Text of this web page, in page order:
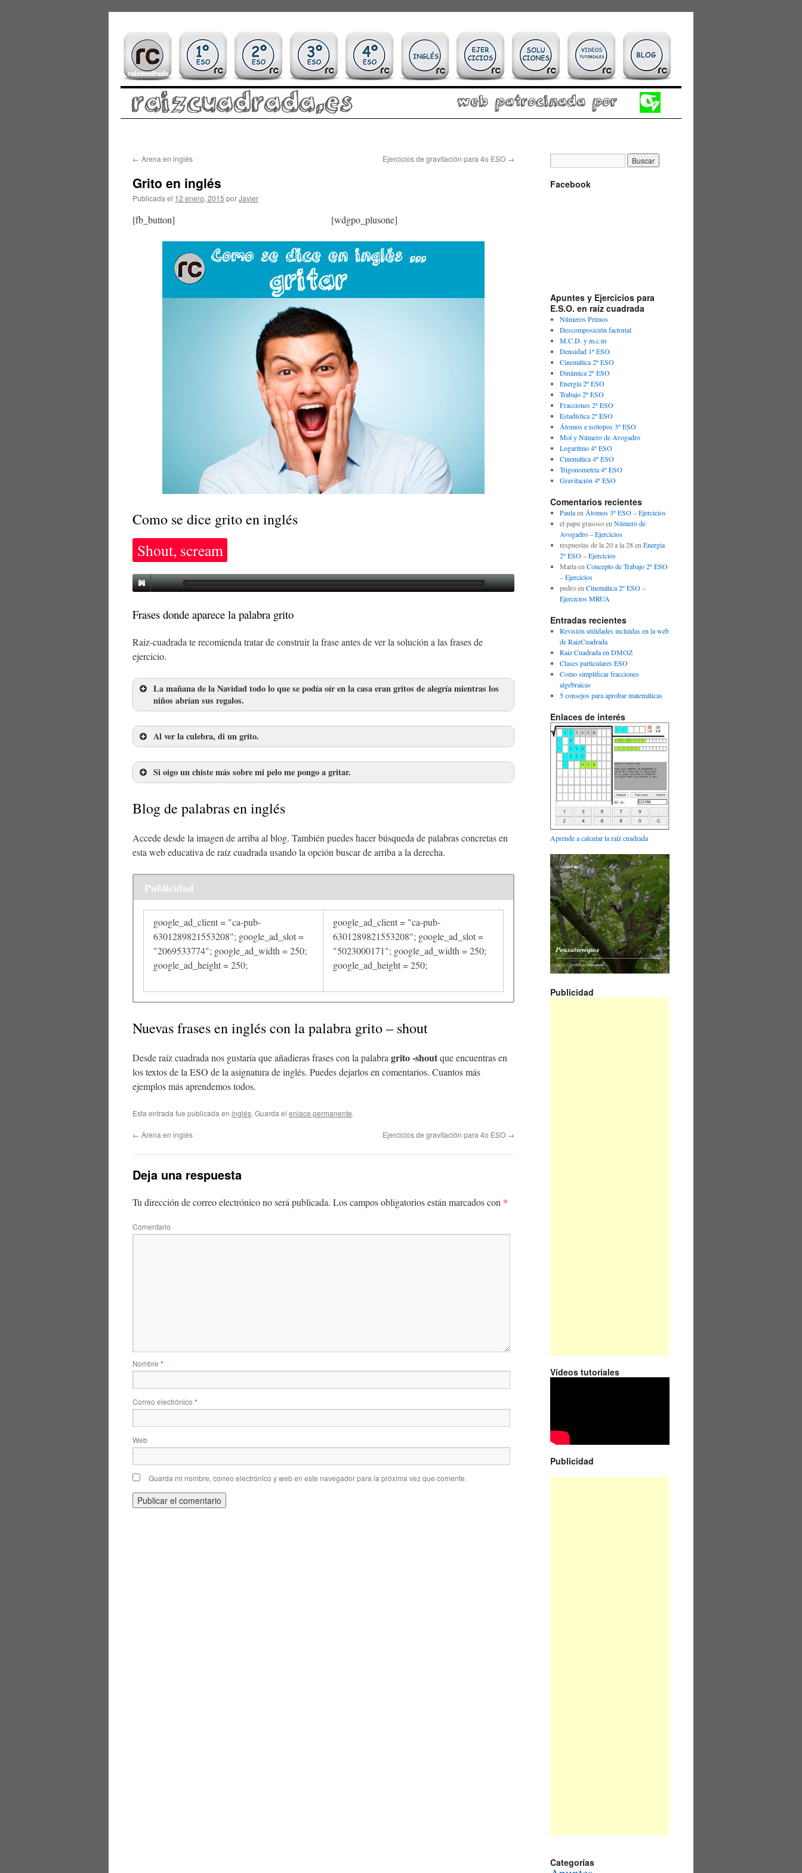
contenido
← Arena en inglés Ejercicios de gravitación para 4o ESO →
Grito en inglés
Publicada el 12 enero, 2015 porJavier
[fb_button] [wdgpo_plusone]
Como se dice grito en inglés
Shout, scream
Frases donde aparece la palabra grito
Raiz-cuadrada te recomienda tratar de construir la frase antes de ver la solución a las frases de
ejercicio.
La mañana de la Navidad todo lo que se podía oír en la casa eran gritos de alegría mientras los
niños abrían sus regalos.
Al ver la culebra, di un grito.
Si oigo un chiste más sobre mi pelo me pongo a gritar.
Blog de palabras en inglés
Accede desde la imagen de arriba al blog. También puedes hacer búsqueda de palabras concretas en
esta web educativa de raíz cuadrada usando la opción buscar de arriba a la derecha.
Publicidad
google_ad_client = "ca-pub-
6301289821553208"; google_ad_slot =
"2069533774"; google_ad_width = 250;
google_ad_height = 250;
google_ad_client = "ca-pub-
6301289821553208"; google_ad_slot =
"5023000171"; google_ad_width = 250;
google_ad_height = 250;
Nuevas frases en inglés con la palabra grito – shout
Desde raíz cuadrada nos gustaría que añadieras frases con la palabra grito -shoutque encuentras en
los textos de la ESO de la asignatura de inglés. Puedes dejarlos en comentarios. Cuantos más
ejemplos más aprendemos todos.
Esta entrada fue publicada en inglés. Guarda el enlace permanente.
← Arena en inglés Ejercicios de gravitación para 4o ESO →
Deja una respuesta
Tu dirección de correo electrónico no será publicada. Los campos obligatorios están marcados con *
Comentario
Nombre *
Correo electrónico *
Web
Guarda mi nombre, correo electrónico y web en este navegador para la próxima vez que comente.
Facebook
Apuntes y Ejercicios para
E.S.O. en raíz cuadrada
Números Primos
Descomposición factorial
M.C.D. y m.c.m
Densidad 1º ESO
Cinemática 2º ESO
Dinámica 2º ESO
Energía 2º ESO
Trabajo 2º ESO
Fracciones 2º ESO
Estadística 2º ESO
Átomos e isótopos 3º ESO
Mol y Número de Avogadro
Logaritmo 4º ESO
Cinemática 4º ESO
Trigonometría 4º ESO
Gravitación 4º ESO
Comentarios recientes
Paulaen Átomos 3º ESO – Ejercicios
el papu grasosoen Número de
Avogadro – Ejercicios
respuestas de la 20 a la 28en Energia
2º ESO – Ejercicios
Martaen Concepto de Trabajo 2º ESO
– Ejercicios
pedroen Cinemática 2º ESO –
Ejercicios MRUA
Entradas recientes
Revisión utilidades incluidas en la web
de RaizCuadrada
Raiz Cuadrada en DMOZ
Clases particulares ESO
Como simplificar fracciones
algebraicas
5 consejos para aprobar matemáticas
Enlaces de interés
Aprende a calcular la raíz cuadrada
Publicidad
Vídeos tutoriales
Publicidad
Categorías